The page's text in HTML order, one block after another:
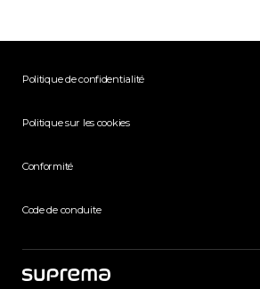
Politique de confidentialité
Politique sur les cookies
Conformité
Code de conduite